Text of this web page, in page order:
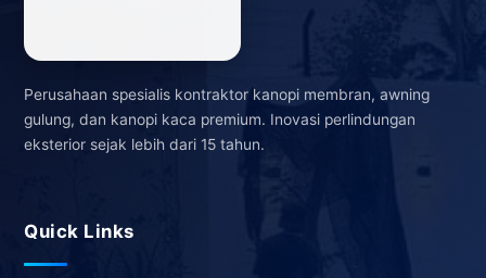
Perusahaan spesialis kontraktor kanopi membran, awning
gulung, dan kanopi kaca premium. Inovasi perlindungan
eksterior sejak lebih dari 15 tahun.
Quick Links